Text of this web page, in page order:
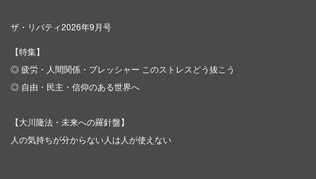
ザ・リバティ2026年9月号
【特集】
◎ 疲労・人間関係・プレッシャー このストレスどう抜こう
◎ 自由・民主・信仰のある世界へ
【大川隆法・未来への羅針盤】
人の気持ちが分からない人は人が使えない